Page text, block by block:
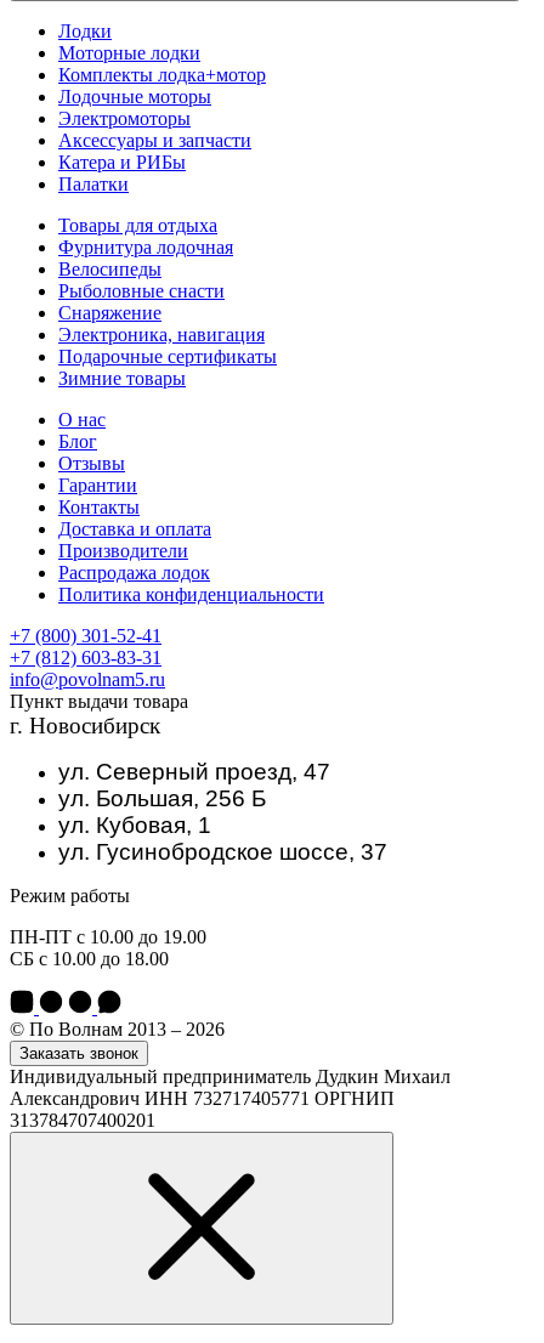
Лодки
Моторные лодки
Комплекты лодка+мотор
Лодочные моторы
Электромоторы
Аксессуары и запчасти
Катера и РИБы
Палатки
Товары для отдыха
Фурнитура лодочная
Велосипеды
Рыболовные снасти
Снаряжение
Электроника, навигация
Подарочные сертификаты
Зимние товары
О нас
Блог
Отзывы
Гарантии
Контакты
Доставка и оплата
Производители
Распродажа лодок
Политика конфиденциальности
+7 (800) 301-52-41
+7 (812) 603-83-31
info@povolnam5.ru
Пункт выдачи товара
г. Новосибирск
ул. Северный проезд, 47
ул. Большая, 256 Б
ул. Кубовая, 1
ул. Гусинобродское шоссе, 37
Режим работы
ПН-ПТ с 10.00 до 19.00
СБ с 10.00 до 18.00
© По Волнам 2013 – 2026
Заказать звонок
Индивидуальный предприниматель Дудкин Михаил
Александрович ИНН 732717405771 ОРГНИП
313784707400201